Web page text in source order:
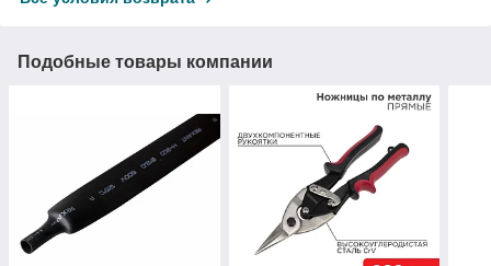
Подобные товары компании